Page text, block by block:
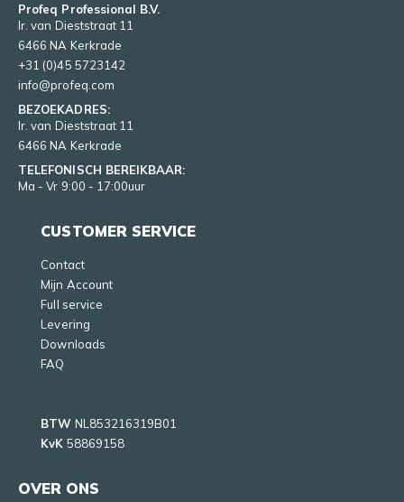
Profeq Professional B.V.
Ir. van Dieststraat 11
6466 NA Kerkrade
+31 (0)45 5723142
info@profeq.com
BEZOEKADRES:
Ir. van Dieststraat 11
6466 NA Kerkrade
TELEFONISCH BEREIKBAAR:
Ma - Vr 9:00 - 17:00uur
CUSTOMER SERVICE
Contact
Mijn Account
Full service
Levering
Downloads
FAQ
BTW NL853216319B01
KvK 58869158
OVER ONS